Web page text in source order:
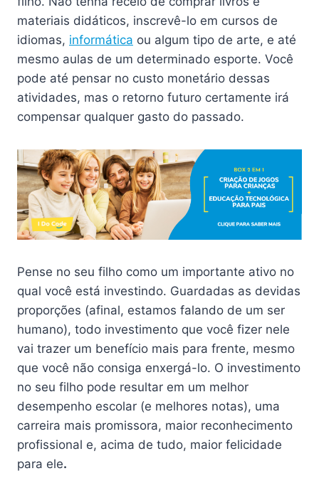
materiais didáticos, inscrevê-lo em cursos de
idiomas, informática ou algum tipo de arte, e até
mesmo aulas de um determinado esporte. Você
pode até pensar no custo monetário dessas
atividades, mas o retorno futuro certamente irá
compensar qualquer gasto do passado.
Pense no seu filho como um importante ativo no
qual você está investindo. Guardadas as devidas
proporções (afinal, estamos falando de um ser
humano), todo investimento que você fizer nele
vai trazer um benefício mais para frente, mesmo
que você não consiga enxergá-lo. O investimento
no seu filho pode resultar em um melhor
desempenho escolar (e melhores notas), uma
carreira mais promissora, maior reconhecimento
profissional e, acima de tudo, maior felicidade
para ele.